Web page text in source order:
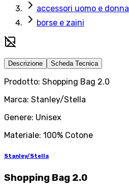
accessori uomo e donna
borse e zaini
Descrizione Scheda Tecnica
Prodotto: Shopping Bag 2.0
Marca: Stanley/Stella
Genere: Unisex
Materiale: 100% Cotone
Stanley/Stella
Shopping Bag 2.0